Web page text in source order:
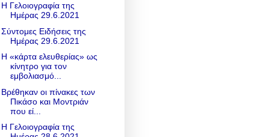
Η Γελοιογραφία της
Ημέρας 29.6.2021
Σύντομες Ειδήσεις της
Ημέρας 29.6.2021
Η «κάρτα ελευθερίας» ως
κίνητρο για τον
εμβολιασμό...
Βρέθηκαν οι πίνακες των
Πικάσο και Μοντριάν
που εί...
Η Γελοιογραφία της